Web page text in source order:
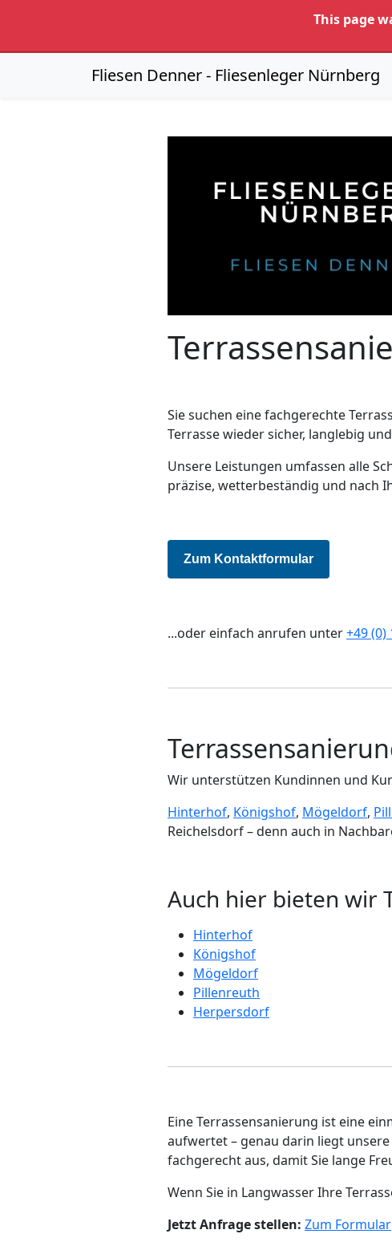
This page
Fliesen Denner - Fliesenleger Nürnberg
Sie suchen eine fachgerechte
Terrasse wieder sicher, langlebig
Unsere Leistungen umfassen alle
präzise, wetterbeständig und nach
Zum Kontaktformular
...oder einfach anrufen unter+49 (0)
Wir unterstützen Kundinnen und
Hinterhof, Königshof, Mögeldorf,
Reichelsdorf – denn auch in
Auch hier bieten wir
Hinterhof
Königshof
Mögeldorf
Pillenreuth
Herpersdorf
Eine Terrassensanierung ist eine
aufwertet – genau darin liegt
fachgerecht aus, damit Sie lange
Wenn Sie in Langwasser Ihre
Jetzt Anfrage stellen: Zum Formular